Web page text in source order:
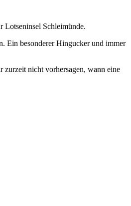
Lotseninsel Schleimünde.
Ein besonderer Hingucker und immer
nicht vorhersagen, wann eine